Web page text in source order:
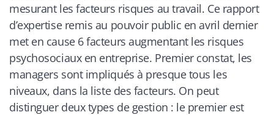
mesurant les facteurs risques au travail. Ce rapport
d’expertise remis au pouvoir public en avril dernier
met en cause 6 facteurs augmentant les risques
psychosociaux en entreprise. Premier constat, les
managers sont impliqués à presque tous les
niveaux, dans la liste des facteurs. On peut
distinguer deux types de gestion : le premier est